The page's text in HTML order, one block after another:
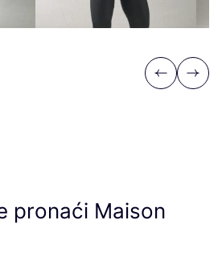
Previous
Next
pronaći Maison